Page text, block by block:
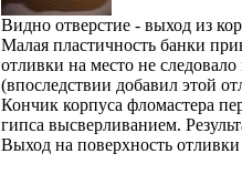
Видно отверстие - выход из
Малая пластичность банки
отливки на место не
(впоследствии добавил этой
Кончик корпуса фломастера
гипса высверливанием.
Выход на поверхность отливки